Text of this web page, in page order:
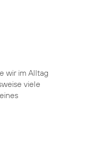
wir im Alltag
viele